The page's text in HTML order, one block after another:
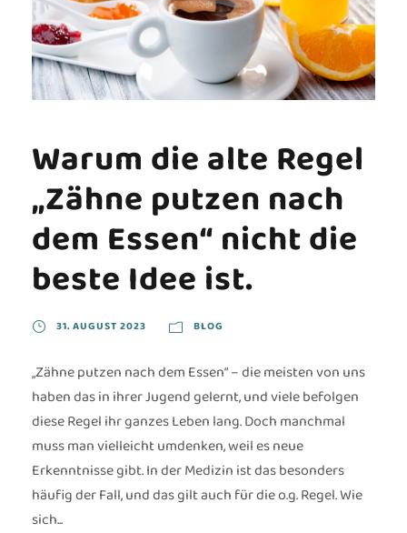
Warum die alte Regel
„Zähne putzen nach
dem Essen“ nicht die
beste Idee ist.
31. AUGUST 2023 BLOG
„Zähne putzen nach dem Essen“ – die meisten von uns
haben das in ihrer Jugend gelernt, und viele befolgen
diese Regel ihr ganzes Leben lang. Doch manchmal
muss man vielleicht umdenken, weil es neue
Erkenntnisse gibt. In der Medizin ist das besonders
häufig der Fall, und das gilt auch für die o.g. Regel. Wie
sich...